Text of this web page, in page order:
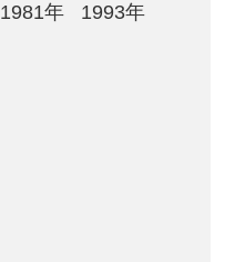
1981年 1993年